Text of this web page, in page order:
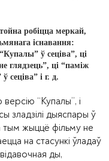
робіцца меркай,
існавання:
ў сеціва”, ці
глядзець”, ці “паміж
сеціва” і г. д.
версію “Купалы”, і
зладзілі дыяспары ў
жыццё фільму не
на стасункі ўладаў
ды,